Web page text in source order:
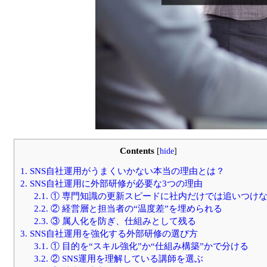
Contents [hide]
1. SNS自社運用がうまくいかない本当の理由とは？
2. SNS自社運用に外部研修が必要な3つの理由
2.1. ① 専門知識の更新スピードに社内だけでは追いつけ
2.2. ② 経営層と担当者の“温度差”を埋められる
2.3. ③ 属人化を防ぎ、仕組みとして残る
3. SNS自社運用を強化する外部研修の選び方
3.1. ① 目的を“スキル強化”か“仕組み構築”かで分ける
3.2. ② SNS運用を理解している講師を選ぶ